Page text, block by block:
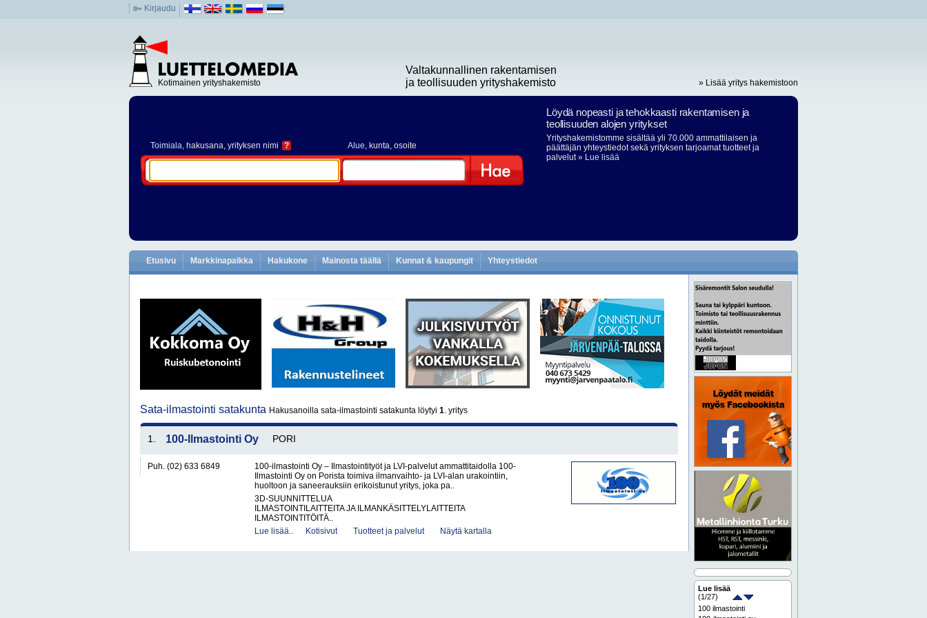
Kirjaudu
Kotimainen yrityshakemisto
Valtakunnallinen rakentamisen
ja teollisuuden yrityshakemisto
» Lisää yritys hakemistoon
Toimiala, hakusana, yrityksen nimi ? Alue, kunta, osoite
Löydä nopeasti ja tehokkaasti rakentamisen ja
teollisuuden alojen yritykset
Yrityshakemistomme sisältää yli 70.000 ammattilaisen ja
päättäjän yhteystiedot sekä yrityksen tarjoamat tuotteet ja
palvelut» Lue lisää
Etusivu Markkinapaikka Hakukone Mainosta täällä Kunnat & kaupungit Yhteystiedot
Sata-ilmastointi satakunta Hakusanoilla sata-ilmastointi satakunta löytyi 1. yritys
1. 100-Ilmastointi Oy PORI
Puh. (02) 633 6849
100-ilmastointi Oy – Ilmastointityöt ja LVI-palvelut ammattitaidolla 100-
Ilmastointi Oy on Porista toimiva ilmanvaihto- ja LVI-alan urakointiin,
huoltoon ja saneerauksiin erikoistunut yritys, joka pa..
3D-SUUNNITTELUA
ILMASTOINTILAITTEITA JA ILMANKÄSITTELYLAITTEITA
ILMASTOINTITÖITÄ..
Lue lisää..
Kotisivut Tuotteet ja palvelut Näytä kartalla
Lue lisää
(1/27)
100 ilmastointi